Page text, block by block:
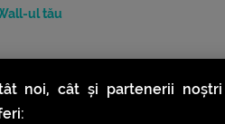
ul tău
noi, cât și partenerii